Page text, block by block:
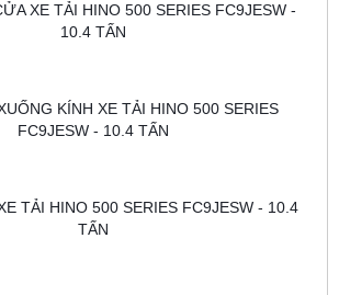
XE TẢI HINO 500 SERIES FC9JESW -
10.4 TẤN
KÍNH XE TẢI HINO 500 SERIES
FC9JESW - 10.4 TẤN
TẢI HINO 500 SERIES FC9JESW - 10.4
TẤN